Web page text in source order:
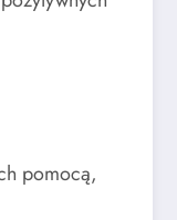
pomocą,